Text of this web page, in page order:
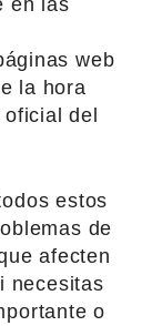
web
la hora
del
estos
de
afecten
necesitas
o